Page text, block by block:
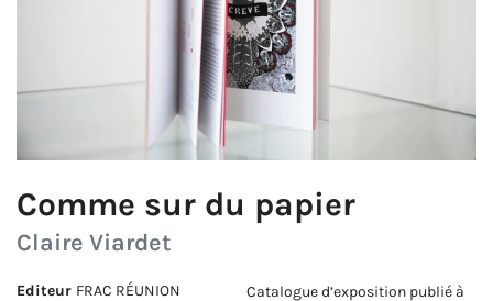
Comme sur du papier
Claire Viardet
Editeur FRAC RÉUNION
Catalogue d’exposition publié à